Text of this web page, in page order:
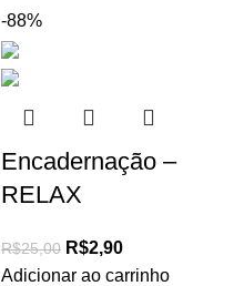
-88%
Encadernação –
RELAX
R$25,00 R$2,90
Adicionar ao carrinho